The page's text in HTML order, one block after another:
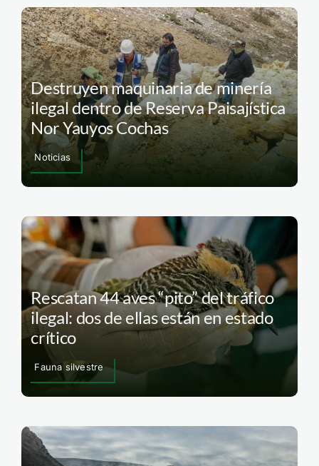
Destruyen maquinaria de minería
ilegal dentro de Reserva Paisajística
Nor Yauyos Cochas
Noticias
Rescatan 44 aves “pito” del tráfico
ilegal: dos de ellas están en estado
crítico
Fauna silvestre